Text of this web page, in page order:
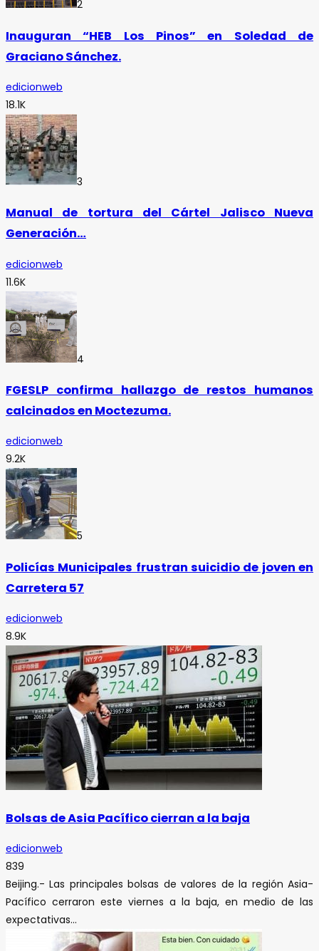
2
Inauguran “HEB Los Pinos” en Soledad de
Graciano Sánchez.
edicionweb
18.1K
3
Manual de tortura del Cártel Jalisco Nueva
Generación…
edicionweb
11.6K
4
FGESLP confirma hallazgo de restos humanos
calcinados en Moctezuma.
edicionweb
9.2K
5
Policías Municipales frustran suicidio de joven en
Carretera 57
edicionweb
8.9K
Bolsas de Asia Pacífico cierran a la baja
edicionweb
839
Beijing.- Las principales bolsas de valores de la región Asia-
Pacífico cerraron este viernes a la baja, en medio de las
expectativas...